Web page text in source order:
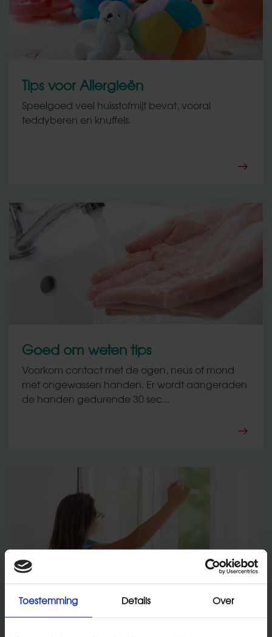
Toestemming Details Over
Uw huis
Allergieën
Veel gestelde vragen
Tips en trucs
Onze producten
Tips voor Allergieën
Speelgoed veel huisstofmijt bevat, vooral
teddyberen en knuffels.
Goed om weten tips
Voorkom contact met de ogen, neus of mond
met ongewassen handen. Er wordt aangeraden
de handen gedurende 30 sec...
Luchtkwaliteit